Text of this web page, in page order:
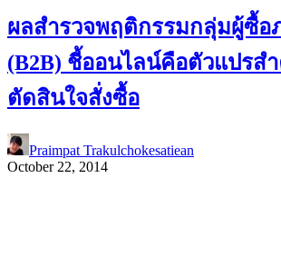
ผลสำรวจพฤติกรรมกลุ่มผู้ซื้อ
(B2B) ชี้ออนไลน์คือตัวแปรส
ตัดสินใจสั่งซื้อ
Praimpat Trakulchokesatiean
October 22, 2014